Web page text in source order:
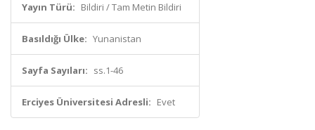
Yayın Türü: Bildiri / Tam Metin Bildiri
Basıldığı Ülke: Yunanistan
Sayfa Sayıları: ss.1-46
Erciyes Üniversitesi Adresli: Evet